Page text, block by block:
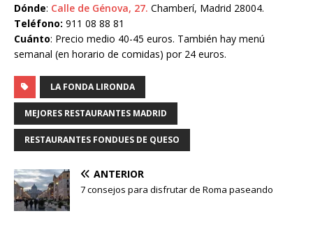
Dónde: Calle de Génova, 27. Chamberí, Madrid 28004.
Teléfono: 911 08 88 81
Cuánto: Precio medio 40-45 euros. También hay menú
semanal (en horario de comidas) por 24 euros.
LA FONDA LIRONDA
MEJORES RESTAURANTES MADRID
RESTAURANTES FONDUES DE QUESO
ANTERIOR
7 consejos para disfrutar de Roma paseando